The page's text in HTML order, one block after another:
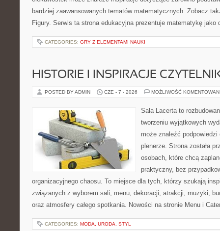
bardziej zaawansowanych tematów matematycznych. Zobacz
Figury. Serwis ta strona edukacyjna prezentuje matematykę
CATEGORIES: GRY Z ELEMENTAMI NAUKI
HISTORIE I INSPIRACJE
POSTED BY ADMIN CZE - 7 - 2026 MOŻLIWOŚĆ
Sala Lacerta to
tworzeniu wyjątkowych
może znaleźć
plenerze. Strona została
osobach, które chcą
praktyczny, bez
organizacyjnego chaosu. To miejsce dla tych, którzy szukają
związanych z wyborem sali, menu, dekoracji, atrakcji, muzyki,
oraz atmosfery całego spotkania. Nowości na stronie Menu i
CATEGORIES: MODA, URODA, STYL